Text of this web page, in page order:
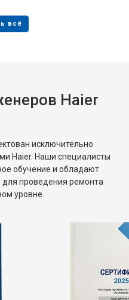
Haier
исключительно
Haier. Наши специалисты
обучение и обладают
проведения ремонта
уровне.